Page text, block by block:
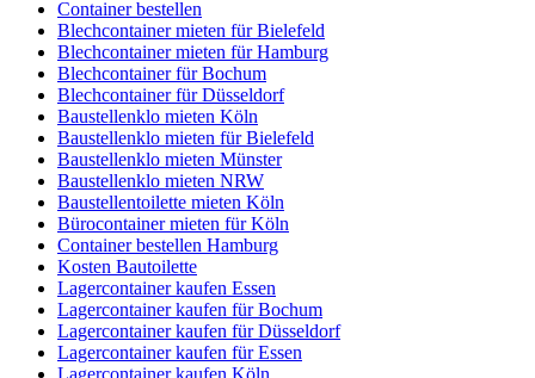
Container bestellen
Blechcontainer mieten für Bielefeld
Blechcontainer mieten für Hamburg
Blechcontainer für Bochum
Blechcontainer für Düsseldorf
Baustellenklo mieten Köln
Baustellenklo mieten für Bielefeld
Baustellenklo mieten Münster
Baustellenklo mieten NRW
Baustellentoilette mieten Köln
Bürocontainer mieten für Köln
Container bestellen Hamburg
Kosten Bautoilette
Lagercontainer kaufen Essen
Lagercontainer kaufen für Bochum
Lagercontainer kaufen für Düsseldorf
Lagercontainer kaufen für Essen
Lagercontainer kaufen Köln